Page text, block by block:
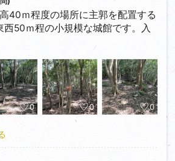
は後年の物でしょうが石の組み合
今はどんな状態の土塁でも良く見
ームが去ると自分はどちらが好み
です。
40ｍ程度の場所に主郭を配置する
西50ｍ程の小規模な城館です。入
に驚かせられます。しかしこちら
つ有力庄屋が借景として築造され
いらしいです。
でその内側に写真3のオレンジラ
郭となります（大分県の城跡主郭
の表示が多い）。もしかしたら後
で虎口周辺も改変しているような
0 0 0